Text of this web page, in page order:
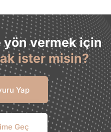
vermek için
ister misin?
Yap
Geç